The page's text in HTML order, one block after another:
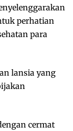
perhatian
para
lansia yang
cermat